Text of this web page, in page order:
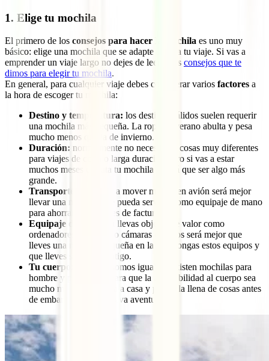
1. Elige tu mochila
El primero de los consejos para hacer la mochila es uno muy
básico: elige una mochila que se adapte a ti y a tu viaje. Si vas a
emprender un viaje largo no dejes de leer estos consejos que te
dimos para elegir tu mochila.
En general, para cualquier viaje debes considerar varios factores a
la hora de escoger tu mochila:
Destino y temperatura: los destinos cálidos suelen requerir
una mochila más pequeña. La ropa de verano abulta y pesa
mucho menos que la de invierno.
Duración: normalmente no necesitarás cosas muy diferentes
para viajes de corta o larga duración pero si vas a estar
muchos meses en ruta tu mochila tendrá que ser algo más
grande.
Transportes:
si te vas a mover mucho en avión será mejor
llevar una mochila que pueda servirte como equipaje de mano
para ahorrarte los costes de facturación.
Equipaje de mano:
si llevas objetos de valor como
ordenadores portátiles o cámaras de fotos será mejor que
lleves una mochila pequeña en la que pongas estos equipos y
que lleves siempre contigo.
Tu cuerpo:
no todos somos iguales. Existen mochilas para
hombre y para mujer para que la adaptabilidad al cuerpo sea
mucho mejor. Llévatela a casa y pruébala llena de cosas antes
de embarcarte en tu nueva aventura.